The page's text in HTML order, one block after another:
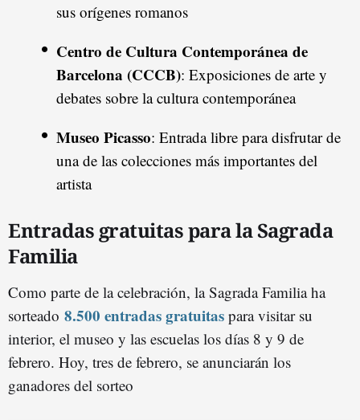
sus orígenes romanos
Centro de Cultura Contemporánea de
Barcelona (CCCB): Exposiciones de arte y
debates sobre la cultura contemporánea
Museo Picasso: Entrada libre para disfrutar de
una de las colecciones más importantes del
artista
Entradas gratuitas para la Sagrada
Familia
Como parte de la celebración, la Sagrada Familia ha
sorteado 8.500 entradas gratuitas para visitar su
interior, el museo y las escuelas los días 8 y 9 de
febrero. Hoy, tres de febrero, se anunciarán los
ganadores del sorteo